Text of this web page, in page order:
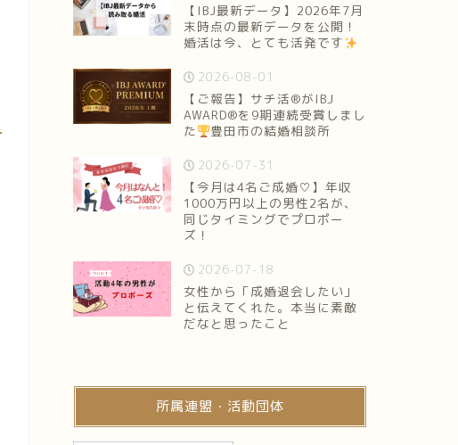
【IBJ最新データ】2026年7月
末時点の最新データを公開！
婚活は今、とても活発です
2026-08-01
【ご報告】サチ活®がIBJ
AWARD®を9期連続受賞しまし
た
豊田市の結婚相談所
2026-07-31
【今月は4名ご成婚♡】年収
1000万円以上の男性2名が、
同じタイミングでプロポー
ズ！
2026-07-18
女性から「成婚退会したい」
と伝えてくれた。本当に素敵
だなと思ったこと
所属連盟・活動団体